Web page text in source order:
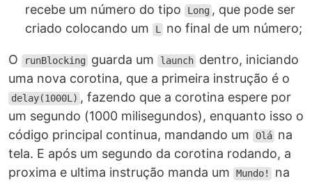
recebe um número do tipo
Long , que pode ser
criado colocando um
L no final de um número;
O runBlocking guarda um launch dentro, iniciando
uma nova corotina, que a primeira instrução é o
delay(1000L) , fazendo que a corotina espere por
um segundo (1000 milisegundos), enquanto isso o
código principal continua, mandando um
Olá na
tela. E após um segundo da corotina rodando, a
proxima e ultima instrução manda um
Mundo!
na